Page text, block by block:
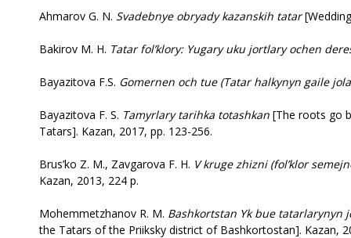
Ahmarov G. N. Svadebnye obryady kazanskih tatar
Bakirov M. H. Tatar fol’klory: Yugary uku jortlary ochen
Bayazitova F.S. Gomernen och tue (Tatar halkynyn gaile
Bayazitova F. S. Tamyrlary tarihka totashkan [The roots go
Tatars]. Kazan, 2017, pp. 123-256.
Brus’ko Z. M., Zavgarova F. H. V kruge zhizni (fol’klor
Kazan, 2013, 224 p.
Mohemmetzhanov R. M. Bashkortstan Yk bue tatarlarynyn
the Tatars of the Priiksky district of Bashkortostan]. Kazan,